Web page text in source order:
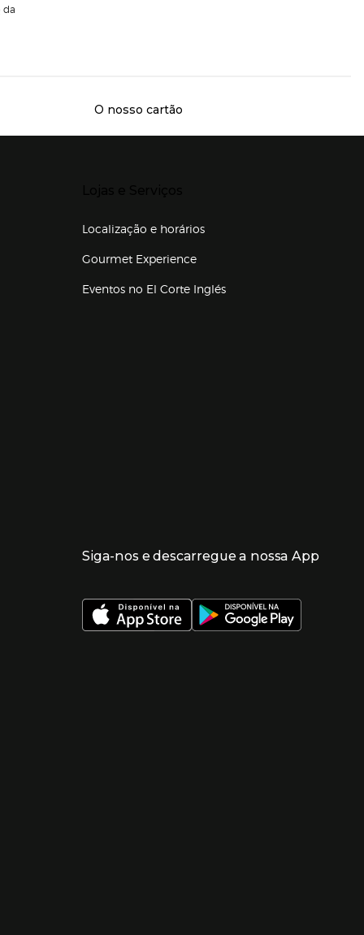
da
O nosso cartão
Localização e horários
Gourmet Experience
Eventos no El Corte Inglés
ventana)
ventana)
Siga-nos e descarregue a nossa App